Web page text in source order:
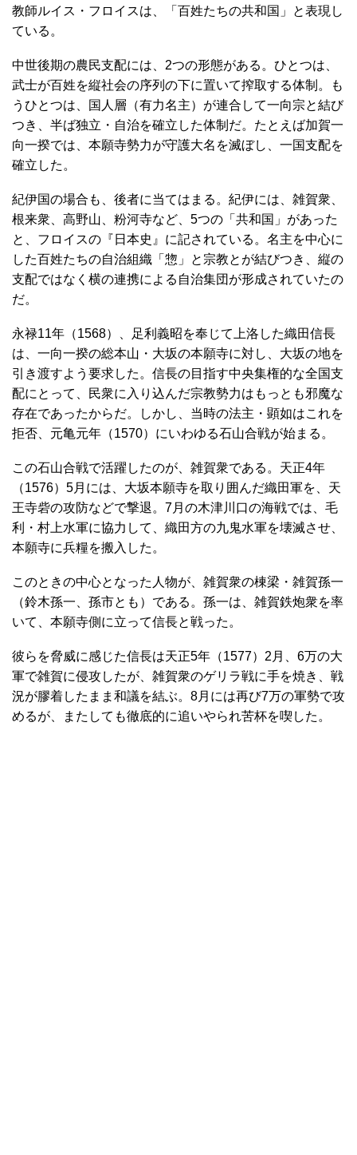
教師ルイス・フロイスは、「百姓たちの共和国」と表現し
ている。
中世後期の農民支配には、2つの形態がある。ひとつは、
武士が百姓を縦社会の序列の下に置いて搾取する体制。も
うひとつは、国人層（有力名主）が連合して一向宗と結び
つき、半ば独立・自治を確立した体制だ。たとえば加賀一
向一揆では、本願寺勢力が守護大名を滅ぼし、一国支配を
確立した。
紀伊国の場合も、後者に当てはまる。紀伊には、雑賀衆、
根来衆、高野山、粉河寺など、5つの「共和国」があった
と、フロイスの『日本史』に記されている。名主を中心に
した百姓たちの自治組織「惣」と宗教とが結びつき、縦の
支配ではなく横の連携による自治集団が形成されていたの
だ。
永禄11年（1568）、足利義昭を奉じて上洛した織田信長
は、一向一揆の総本山・大坂の本願寺に対し、大坂の地を
引き渡すよう要求した。信長の目指す中央集権的な全国支
配にとって、民衆に入り込んだ宗教勢力はもっとも邪魔な
存在であったからだ。しかし、当時の法主・顕如はこれを
拒否、元亀元年（1570）にいわゆる石山合戦が始まる。
この石山合戦で活躍したのが、雑賀衆である。天正4年
（1576）5月には、大坂本願寺を取り囲んだ織田軍を、天
王寺砦の攻防などで撃退。7月の木津川口の海戦では、毛
利・村上水軍に協力して、織田方の九鬼水軍を壊滅させ、
本願寺に兵糧を搬入した。
このときの中心となった人物が、雑賀衆の棟梁・雑賀孫一
（鈴木孫一、孫市とも）である。孫一は、雑賀鉄炮衆を率
いて、本願寺側に立って信長と戦った。
彼らを脅威に感じた信長は天正5年（1577）2月、6万の大
軍で雑賀に侵攻したが、雑賀衆のゲリラ戦に手を焼き、戦
況が膠着したまま和議を結ぶ。8月には再び7万の軍勢で攻
めるが、またしても徹底的に追いやられ苦杯を喫した。